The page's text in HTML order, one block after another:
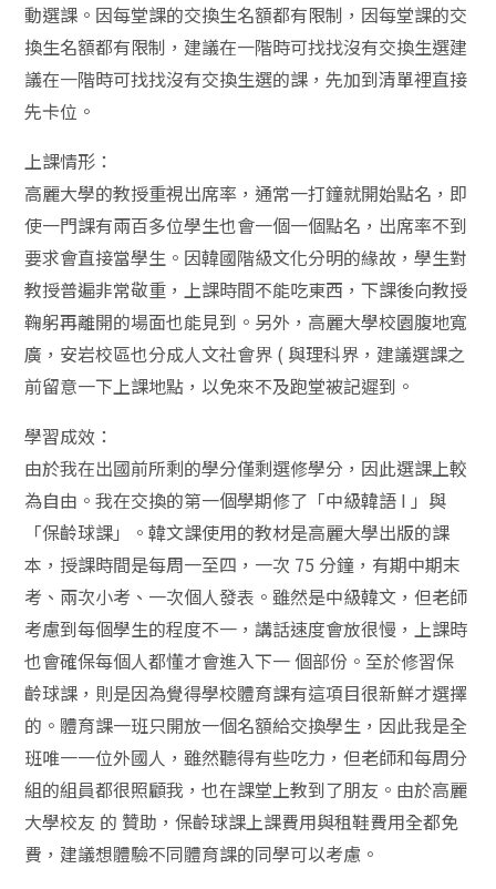
動選課。因每堂課的交換生名額都有限制，因每堂課的交
換生名額都有限制，建議在一階時可找找沒有交換生選建
議在一階時可找找沒有交換生選的課，先加到清單裡直接
先卡位。
上課情形：
高麗大學的教授重視出席率，通常一打鐘就開始點名，即
使一門課有兩百多位學生也會一個一個點名，出席率不到
要求會直接當學生。因韓國階級文化分明的緣故，學生對
教授普遍非常敬重，上課時間不能吃東西，下課後向教授
鞠躬再離開的場面也能見到。另外，高麗大學校園腹地寬
廣，安岩校區也分成人文社會界 ( 與理科界，建議選課之
前留意一下上課地點，以免來不及跑堂被記遲到。
學習成效：
由於我在出國前所剩的學分僅剩選修學分，因此選課上較
為自由。我在交換的第一個學期修了「中級韓語 I 」與
「保齡球課」。韓文課使用的教材是高麗大學出版的課
本，授課時間是每周一至四，一次 75 分鐘，有期中期末
考、兩次小考、一次個人發表。雖然是中級韓文，但老師
考慮到每個學生的程度不一，講話速度會放很慢，上課時
也會確保每個人都懂才會進入下一 個部份。至於修習保
齡球課，則是因為覺得學校體育課有這項目很新鮮才選擇
的。體育課一班只開放一個名額給交換學生，因此我是全
班唯一一位外國人，雖然聽得有些吃力，但老師和每周分
組的組員都很照顧我，也在課堂上教到了朋友。由於高麗
大學校友 的 贊助，保齡球課上課費用與租鞋費用全都免
費，建議想體驗不同體育課的同學可以考慮。